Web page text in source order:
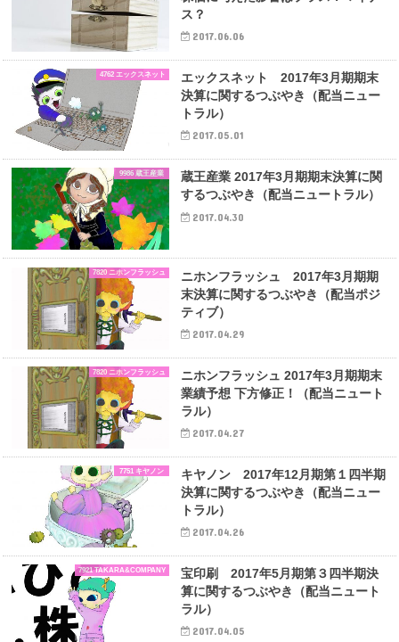
ス？
2017.06.06
4762 エックスネット
エックスネット 2017年3月期期末
決算に関するつぶやき（配当ニュー
トラル）
2017.05.01
9986 蔵王産業
蔵王産業 2017年3月期期末決算に関
するつぶやき（配当ニュートラル）
2017.04.30
7820 ニホンフラッシュ
ニホンフラッシュ 2017年3月期期
末決算に関するつぶやき（配当ポジ
ティブ）
2017.04.29
7820 ニホンフラッシュ
ニホンフラッシュ 2017年3月期期末
業績予想 下方修正！（配当ニュート
ラル）
2017.04.27
7751 キヤノン
キヤノン 2017年12月期第１四半期
決算に関するつぶやき（配当ニュー
トラル）
2017.04.26
7921 TAKARA&COMPANY
宝印刷 2017年5月期第３四半期決
算に関するつぶやき（配当ニュート
ラル）
2017.04.05